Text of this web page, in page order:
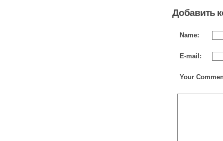
Добавить
Name:
E-mail:
Your